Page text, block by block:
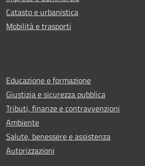
Catasto e urbanistica
Mobilità e trasporti
Educazione e formazione
Giustizia e sicurezza pubblica
Tributi, finanze e contravvenzioni
Ambiente
Salute, benessere e assistenza
Autorizzazioni